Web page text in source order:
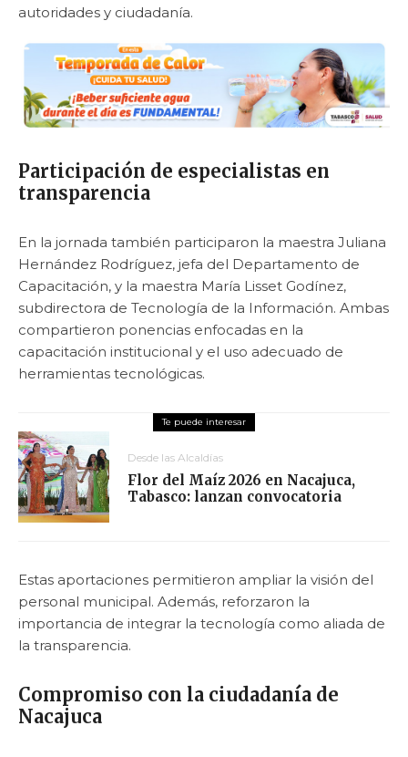
autoridades y ciudadanía.
Participación de especialistas en
transparencia
En la jornada también participaron la maestra Juliana
Hernández Rodríguez, jefa del Departamento de
Capacitación, y la maestra María Lisset Godínez,
subdirectora de Tecnología de la Información. Ambas
compartieron ponencias enfocadas en la
capacitación institucional y el uso adecuado de
herramientas tecnológicas.
Desde las Alcaldías
Flor del Maíz 2026 en Nacajuca,
Tabasco: lanzan convocatoria
Estas aportaciones permitieron ampliar la visión del
personal municipal. Además, reforzaron la
importancia de integrar la tecnología como aliada de
la transparencia.
Compromiso con la ciudadanía de
Nacajuca